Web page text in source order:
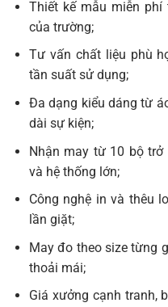
Thiết kế mẫu miễn phí
của trường;
Tư vấn chất liệu phù
tần suất sử dụng;
Đa dạng kiểu dáng từ
dài sự kiện;
Nhận may từ 10 bộ
và hệ thống lớn;
Công nghệ in và thêu
lần giặt;
May đo theo size từng
thoải mái;
Giá xưởng cạnh tranh,